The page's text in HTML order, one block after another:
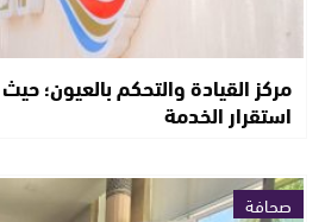
مركز القيادة والتحكم بالعيون؛
استقرار الخدمة
صحافة